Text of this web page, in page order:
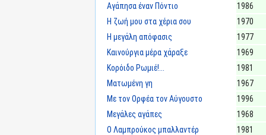
Αγάπησα έναν Πόντιο
1986
Η ζωή μου στα χέρια σου
1970
Η μεγάλη απόφασις
1977
Καινούργια μέρα χάραξε
1969
Κορόιδο Ρωμιέ!...
1981
Ματωμένη γη
1967
Με τον Ορφέα τον Αύγουστο
1996
Μεγάλες αγάπες
1968
Ο Λαμπρούκος μπαλλαντέρ
1981